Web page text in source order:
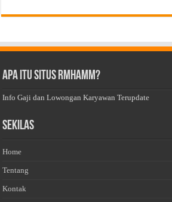
Apa Itu Situs Rmhamm?
Info Gaji dan Lowongan Karyawan Terupdate
Sekilas
Home
Tentang
Kontak